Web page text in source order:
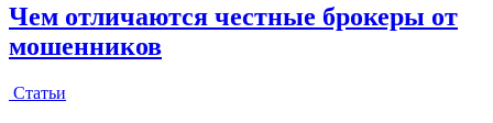
Чем отличаются честные брокеры от
мошенников
Статьи